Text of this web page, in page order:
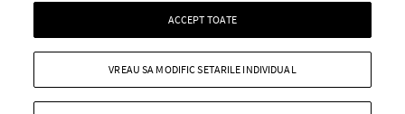
Copyright © 2026 Ringier Romania SRL
ACCEPT TOATE
VREAU SA MODIFIC SETARILE INDIVIDUAL